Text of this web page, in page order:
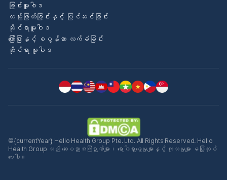
ခြင်းမူဝါဒ
တည်းဖြတ်ခြင်းနှင့် ပြင်ဆင်ခြင်း
ဆိုင်ရာမူဝါဒ
ကြော်ငြာနှင့် စပွန်ဆာ လက်ခံခြင်း
ဆိုင်ရာ မူဝါဒ
©{currentYear} Hello Health Group Pte. Ltd. All Rights Reserved. Hello
Health Group သည် ဆေးပညာအကြံဉာဏ်များ၊ ရောဂါရှာဖွေမှုများနှင့် ကုသမှုများ မပြုလုပ်
ပေးပါ။